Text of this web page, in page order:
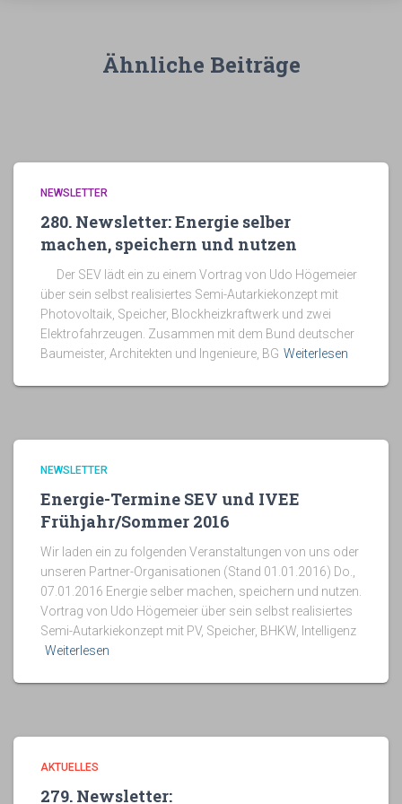
Ähnliche Beiträge
NEWSLETTER
280. Newsletter: Energie selber
machen, speichern und nutzen
Der SEV lädt ein zu einem Vortrag von Udo Högemeier
über sein selbst realisiertes Semi-Autarkiekonzept mit
Photovoltaik, Speicher, Blockheizkraftwerk und zwei
Elektrofahrzeugen. Zusammen mit dem Bund deutscher
Baumeister, Architekten und Ingenieure, BG Weiterlesen
NEWSLETTER
Energie-Termine SEV und IVEE
Frühjahr/Sommer 2016
Wir laden ein zu folgenden Veranstaltungen von uns oder
unseren Partner-Organisationen (Stand 01.01.2016) Do.,
07.01.2016 Energie selber machen, speichern und nutzen.
Vortrag von Udo Högemeier über sein selbst realisiertes
Semi-Autarkiekonzept mit PV, Speicher, BHKW, Intelligenz
Weiterlesen
AKTUELLES
279. Newsletter: